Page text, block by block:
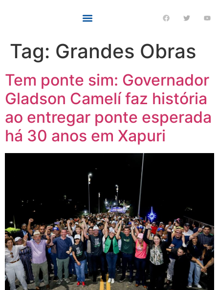
Tag: Grandes Obras
Tem ponte sim: Governador
Gladson Camelí faz história
ao entregar ponte esperada
há 30 anos em Xapuri